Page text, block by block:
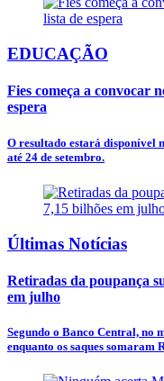
EDUCAÇÃO
Fies começa a convocar
espera
O resultado estará disponível
até 24 de setembro.
Últimas Notícias
Retiradas da poupança
em julho
Segundo o Banco Central, no
enquanto os saques somaram